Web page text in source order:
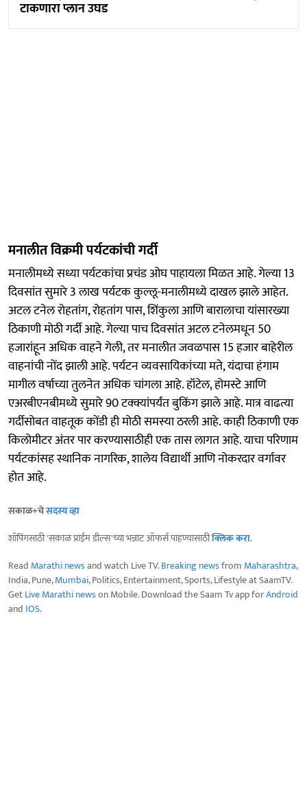
टाकणारा प्लान उघड
मनालीत विक्रमी पर्यटकांची गर्दी
मनालीमध्ये सध्या पर्यटकांचा प्रचंड ओघ पाहायला मिळत आहे. गेल्या 13
दिवसांत सुमारे 3 लाख पर्यटक कुल्लू-मनालीमध्ये दाखल झाले आहेत.
अटल टनेल रोहतांग, रोहतांग पास, शिंकुला आणि बारालाचा यांसारख्या
ठिकाणी मोठी गर्दी आहे. गेल्या पाच दिवसांत अटल टनेलमधून 50
हजारांहून अधिक वाहने गेली, तर मनालीत जवळपास 15 हजार बाहेरील
वाहनांची नोंद झाली आहे. पर्यटन व्यवसायिकांच्या मते, यंदाचा हंगाम
मागील वर्षाच्या तुलनेत अधिक चांगला आहे. हॉटेल, होमस्टे आणि
एअरबीएनबीमध्ये सुमारे 90 टक्क्यांपर्यंत बुकिंग झाले आहे. मात्र वाढत्या
गर्दीसोबत वाहतूक कोंडी ही मोठी समस्या ठरली आहे. काही ठिकाणी एक
किलोमीटर अंतर पार करण्यासाठीही एक तास लागत आहे. याचा परिणाम
पर्यटकांसह स्थानिक नागरिक, शालेय विद्यार्थी आणि नोकरदार वर्गावर
होत आहे.
सकाळ+चेसदस्य व्हा
शॉपिंगसाठी 'सकाळ प्राईम डील्स'च्या भन्नाट ऑफर्स पाहण्यासाठीक्लिक करा.
Read Marathi newsand watch Live TV.Breaking newsfrom Maharashtra,
India, Pune,Mumbai, Politics, Entertainment, Sports, Lifestyle at SaamTV.
GetLive Marathi newson Mobile. Download the Saam Tv app forAndroid
and IOS.